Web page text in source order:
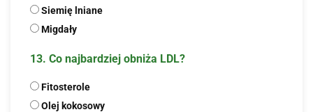
Siemię lniane
Migdały
13. Co najbardziej obniża LDL?
Fitosterole
Olej kokosowy